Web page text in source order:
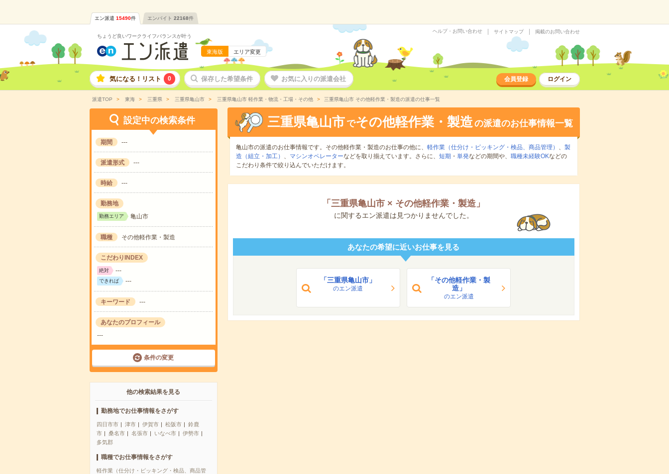
エン派遣 15490件 エンバイト 22168件
ちょうど良いワークライフバランスが叶う
東海版 エリア変更
ヘルプ・お問い合わせ サイトマップ 掲載のお問い合わせ
気になる！リスト 0 保存した希望条件 お気に入りの派遣会社 会員登録 ログイン
派遣TOP 東海 三重県 三重県亀山市 三重県亀山市 軽作業・物流・工場・その他 三重県亀山市 その他軽作業・製造の派遣の仕事一覧
設定中の検索条件
期間 ---
派遣形式 ---
時給 ---
勤務地
勤務エリア 亀山市
職種 その他軽作業・製造
こだわりINDEX
絶対 ---
できれば ---
キーワード ---
あなたのプロフィール
---
条件の変更
他の検索結果を見る
勤務地でお仕事情報をさがす
四日市市 津市 伊賀市 松阪市
鈴鹿
市
桑名市 名張市 いなべ市
伊勢市
多気郡
職種でお仕事情報をさがす
軽作業（仕分け・ピッキング・検品、商品管
三重県亀山市 でその他軽作業・製造の派遣のお仕事情報一覧
亀山市の派遣のお仕事情報です。その他軽作業・製造のお仕事の他に、 軽作業（仕分け・ピッキング・検品、商品管理） 、 製
造（組立・加工） 、 マシンオペレーターなどを取り揃えています。さらに、 短期 ・ 単発などの期間や、 職種未経験OKなどの
こだわり条件で絞り込んでいただけます。
「 三重県亀山市 × その他軽作業・製造 」
に関するエン派遣は見つかりませんでした。
あなたの希望に近いお仕事を見る
「三重県亀山市」
のエン派遣
「その他軽作業・製
造」
のエン派遣